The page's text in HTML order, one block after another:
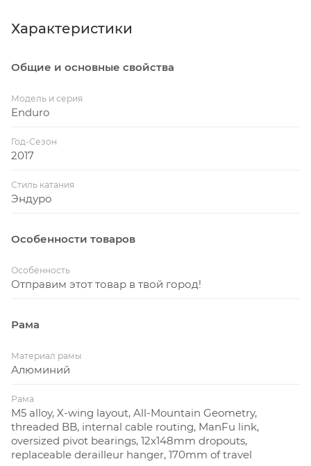
Характеристики
Общие и основные свойства
Модель и серия
Enduro
Год-Сезон
2017
Стиль катания
Эндуро
Особенности товаров
Особенность
Отправим этот товар в твой город!
Рама
Материал рамы
Алюминий
Рама
M5 alloy, X-wing layout, All-Mountain Geometry,
threaded BB, internal cable routing, ManFu link,
oversized pivot bearings, 12x148mm dropouts,
replaceable derailleur hanger, 170mm of travel